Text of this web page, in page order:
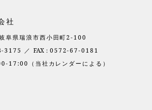
社
阜県瑞浪市西小田町2-100
3175 ／ FAX： 0572-67-0181
17:00（当社カレンダーによる）